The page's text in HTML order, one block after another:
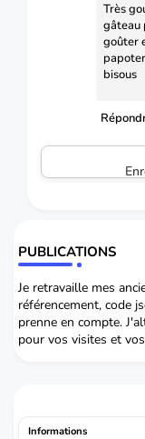
Très
gâteau
goûter
bisous
PUBLICATIONS
Je retravaille mes
référencement, code
prenne en compte.
pour vos visites et
Informations